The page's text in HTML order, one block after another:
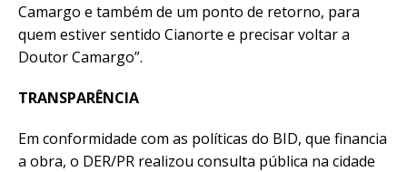
Camargo e também de um ponto de retorno, para
quem estiver sentido Cianorte e precisar voltar a
Doutor Camargo”.
TRANSPARÊNCIA
Em conformidade com as políticas do BID, que financia
a obra, o DER/PR realizou consulta pública na cidade